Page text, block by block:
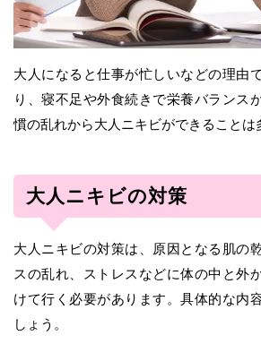
大人になると仕事が忙しいなどの理由
り、寝不足や外食続きで栄養バランス
慣の乱れから大人ニキビができることは
大人ニキビの対策
大人ニキビの対策は、原因となる肌の
スの乱れ、ストレスなどに体の中と外
けて行く必要があります。具体的な内
しょう。